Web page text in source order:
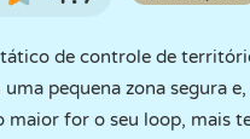
de controle de
pequena zona segura
maior for o seu loop, mais